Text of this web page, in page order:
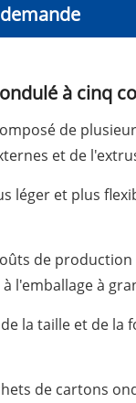
à cinq
de
et de
léger et plus
de
l'emballage à
la taille et de
de cartons